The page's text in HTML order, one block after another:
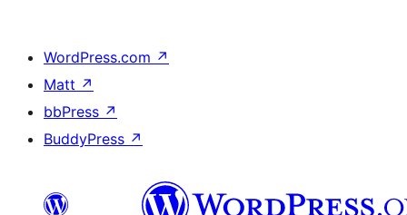
WordPress.com ↗
Matt ↗
bbPress ↗
BuddyPress ↗